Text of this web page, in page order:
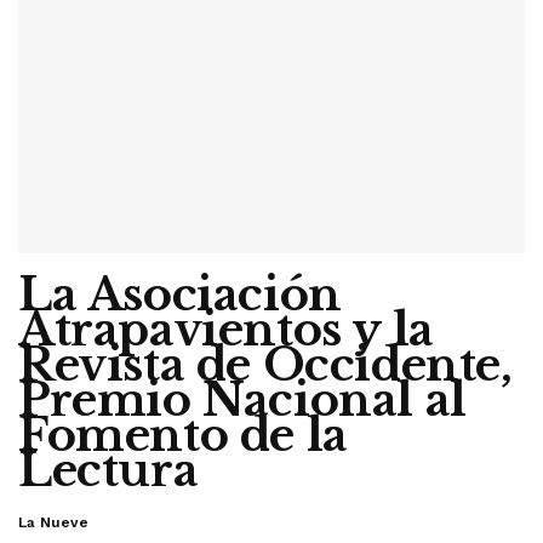
La Asociación
Atrapavientos y la
Revista de Occidente,
Premio Nacional al
Fomento de la
Lectura
La Nueve